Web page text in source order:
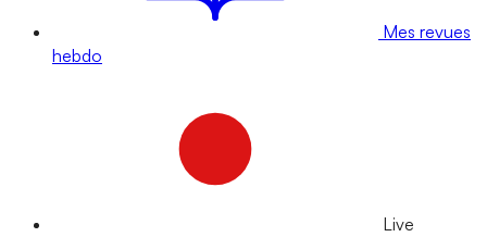
Mes revues
hebdo
Live